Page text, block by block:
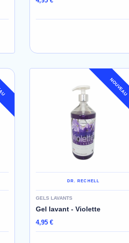
AJOUTER AU PANIER NOUVEAU
DR. RECHELL
GELS LAVANTS
Gel lavant - Violette
4,95 €